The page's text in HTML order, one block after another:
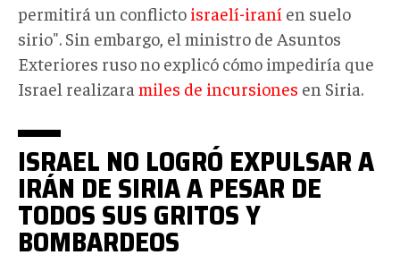
permitirá un conflicto israelí-iraní en suelo
sirio". Sin embargo, el ministro de Asuntos
Exteriores ruso no explicó cómo impediría que
Israel realizara miles de incursiones en Siria.
ISRAEL NO LOGRÓ EXPULSAR A
IRÁN DE SIRIA A PESAR DE
TODOS SUS GRITOS Y
BOMBARDEOS